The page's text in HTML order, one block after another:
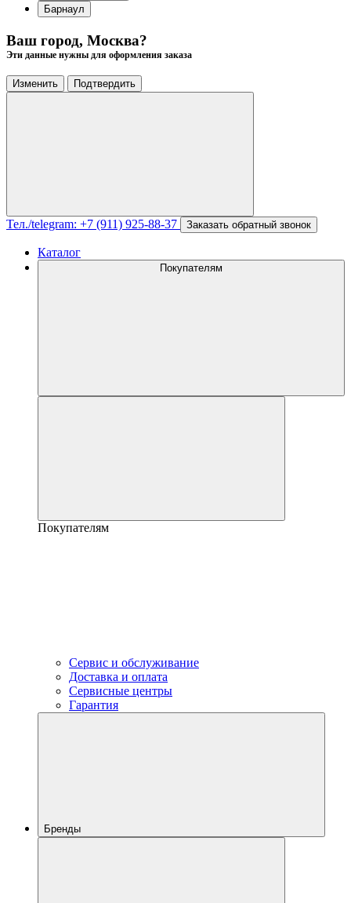
Барнаул
Ваш город, Москва?
Эти данные нужны для оформления заказа
Изменить Подтвердить
Тел./telegram: +7 (911) 925-88-37 Заказать обратный звонок
Каталог
Покупателям
Покупателям
Сервис и обслуживание
Доставка и оплата
Сервисные центры
Гарантия
Бренды